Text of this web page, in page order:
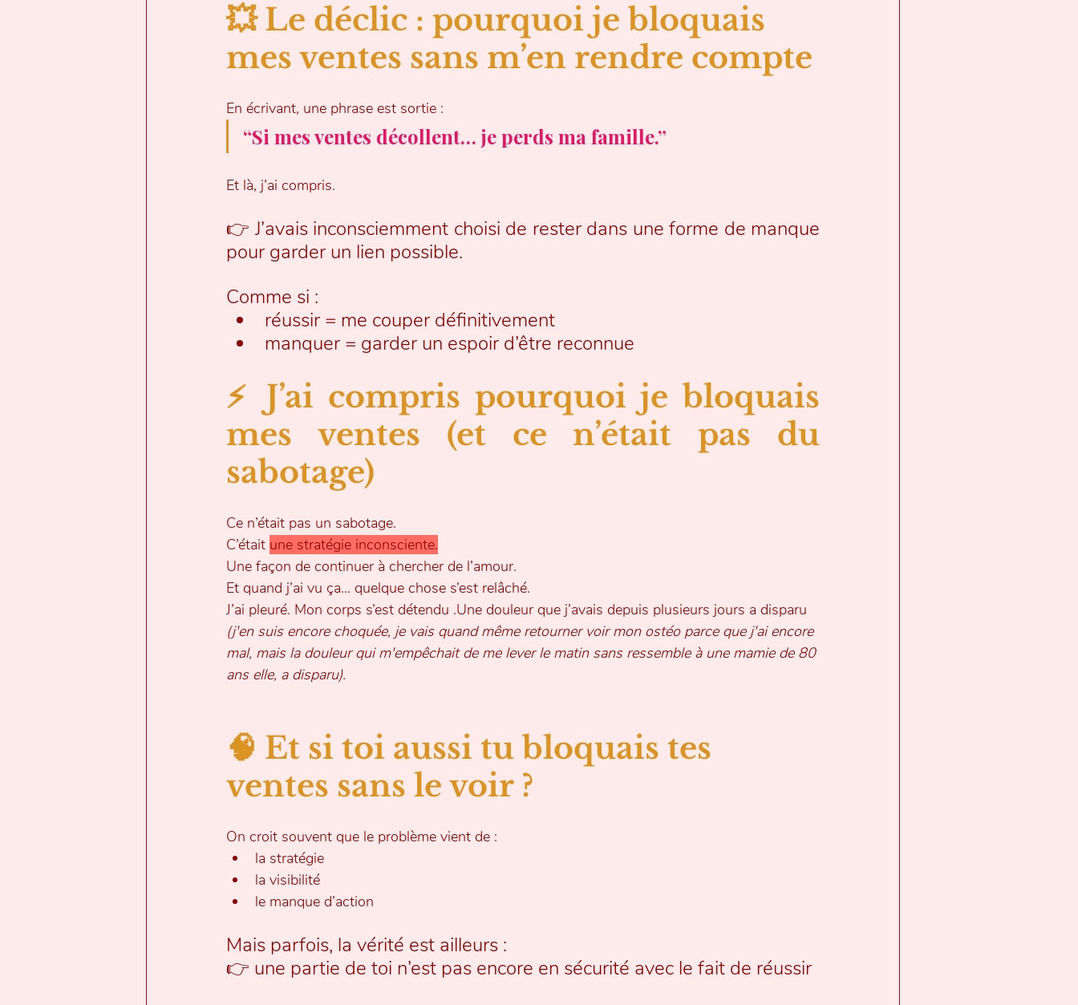
💥 Le déclic : pourquoi je bloquais
mes ventes sans m’en rendre compte
En écrivant, une phrase est sortie :
“Si mes ventes décollent… je perds ma famille.”
Et là, j’ai compris.
👉 J’avais inconsciemment choisi de rester dans une forme de manque
pour garder un lien possible.
Comme si :
réussir = me couper définitivement
manquer = garder un espoir d’être reconnue
⚡ J’ai compris pourquoi je bloquais
mes ventes (et ce n’était pas du
sabotage)
Ce n’était pas un sabotage.
C’était une stratégie inconsciente.
Une façon de continuer à chercher de l’amour.
Et quand j’ai vu ça… quelque chose s’est relâché.
J’ai pleuré. Mon corps s’est détendu .Une douleur que j’avais depuis plusieurs jours a disparu
(j'en suis encore choquée, je vais quand même retourner voir mon ostéo parce que j'ai encore
mal, mais la douleur qui m'empêchait de me lever le matin sans ressemble à une mamie de 80
ans elle, a disparu).
🧠 Et si toi aussi tu bloquais tes
ventes sans le voir ?
On croit souvent que le problème vient de :
la stratégie
la visibilité
le manque d’action
Mais parfois, la vérité est ailleurs :
👉 une partie de toi n’est pas encore en sécurité avec le fait de réussir